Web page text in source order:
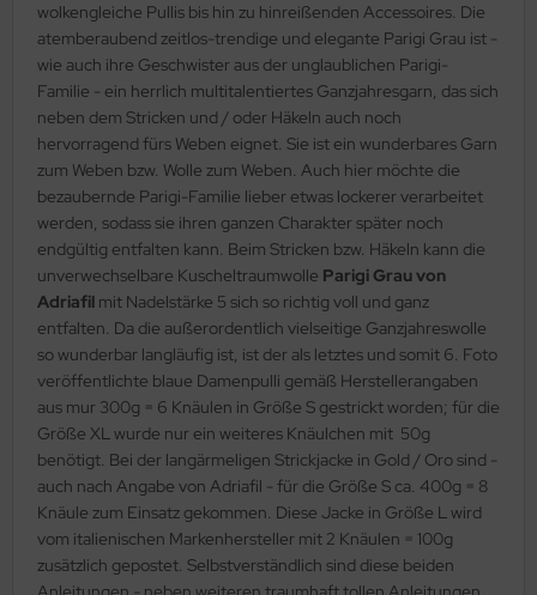
wolkengleiche Pullis bis hin zu hinreißenden Accessoires. Die
atemberaubend zeitlos-trendige und elegante Parigi Grau ist -
wie auch ihre Geschwister aus der unglaublichen Parigi-
Familie - ein herrlich multitalentiertes Ganzjahresgarn, das sich
neben dem Stricken und / oder Häkeln auch noch
hervorragend fürs Weben eignet. Sie ist ein wunderbares Garn
zum Weben bzw. Wolle zum Weben. Auch hier möchte die
bezaubernde Parigi-Familie lieber etwas lockerer verarbeitet
werden, sodass sie ihren ganzen Charakter später noch
endgültig entfalten kann. Beim Stricken bzw. Häkeln kann die
unverwechselbare Kuscheltraumwolle Parigi Grau von
Adriafil mit Nadelstärke 5 sich so richtig voll und ganz
entfalten. Da die außerordentlich vielseitige Ganzjahreswolle
so wunderbar langläufig ist, ist der als letztes und somit 6. Foto
veröffentlichte blaue Damenpulli gemäß Herstellerangaben
aus mur 300g = 6 Knäulen in Größe S gestrickt worden; für die
Größe XL wurde nur ein weiteres Knäulchen mit 50g
benötigt. Bei der langärmeligen Strickjacke in Gold / Oro sind -
auch nach Angabe von Adriafil - für die Größe S ca. 400g = 8
Knäule zum Einsatz gekommen. Diese Jacke in Größe L wird
vom italienischen Markenhersteller mit 2 Knäulen = 100g
zusätzlich gepostet. Selbstverständlich sind diese beiden